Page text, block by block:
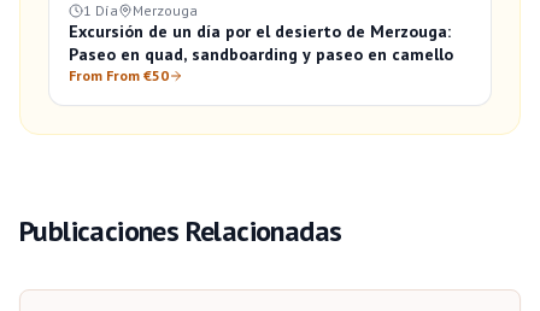
1 Día Merzouga
Excursión de un día por el desierto de Merzouga:
Paseo en quad, sandboarding y paseo en camello
From From €50
Publicaciones Relacionadas